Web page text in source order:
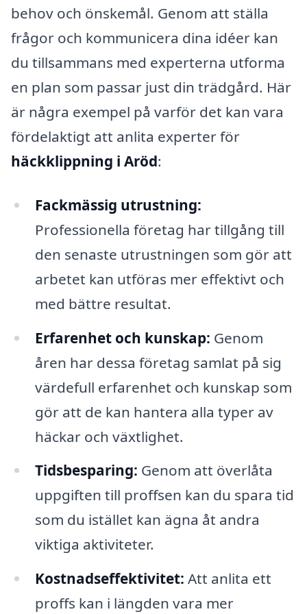
behov och önskemål. Genom att ställa
frågor och kommunicera dina idéer kan
du tillsammans med experterna utforma
en plan som passar just din trädgård. Här
är några exempel på varför det kan vara
fördelaktigt att anlita experter för
häckklippning i Aröd:
Fackmässig utrustning:
Professionella företag har tillgång till
den senaste utrustningen som gör att
arbetet kan utföras mer effektivt och
med bättre resultat.
Erfarenhet och kunskap: Genom
åren har dessa företag samlat på sig
värdefull erfarenhet och kunskap som
gör att de kan hantera alla typer av
häckar och växtlighet.
Tidsbesparing: Genom att överlåta
uppgiften till proffsen kan du spara tid
som du istället kan ägna åt andra
viktiga aktiviteter.
Kostnadseffektivitet: Att anlita ett
proffs kan i längden vara mer